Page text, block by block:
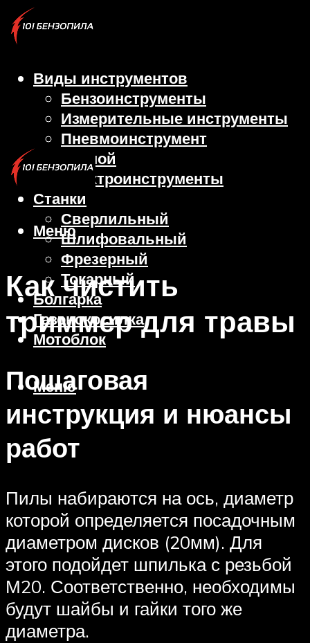
Виды инструментов
Бензоинструменты
Измерительные инструменты
Пневмоинструмент
Ручной
Электроинструменты
Станки
Сверлильный
Шлифовальный
Фрезерный
Токарный
Болгарка
Газонокосилка
Мотоблок
Меню
Меню
Как чистить
триммер для травы
Пошаговая
инструкция и нюансы
работ
Пилы набираются на ось, диаметр
которой определяется посадочным
диаметром дисков (20мм). Для
этого подойдет шпилька с резьбой
М20. Соответственно, необходимы
будут шайбы и гайки того же
диаметра.